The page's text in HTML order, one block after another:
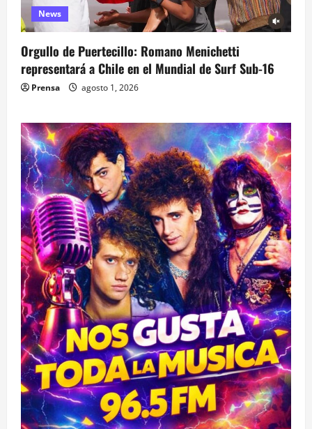
News
Orgullo de Puertecillo: Romano Menichetti
representará a Chile en el Mundial de Surf Sub-16
Prensa agosto 1, 2026